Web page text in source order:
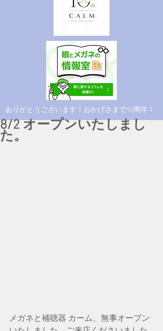
​ありがとうございます！おかげさまで10周年！
8/2 オープンいたしまし
た。
メガネと補聴器 カーム、無事オープン